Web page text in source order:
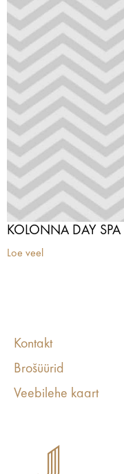
KOLONNA DAY SPA
Loe veel
Kontakt
Brošüürid
Veebilehe kaart